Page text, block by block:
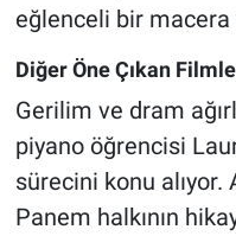
eğlenceli bir macera
Diğer Öne Çıkan
Gerilim ve dram
piyano öğrencisi
sürecini konu alıyor.
Panem halkının